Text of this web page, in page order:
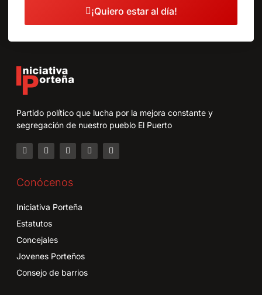
¡Quiero estar al día!
Partido político que lucha por la mejora constante y
segregación de nuestro pueblo El Puerto
Conócenos
Iniciativa Porteña
Estatutos
Concejales
Jovenes Porteños
Consejo de barrios